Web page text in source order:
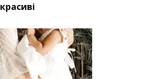
красиві